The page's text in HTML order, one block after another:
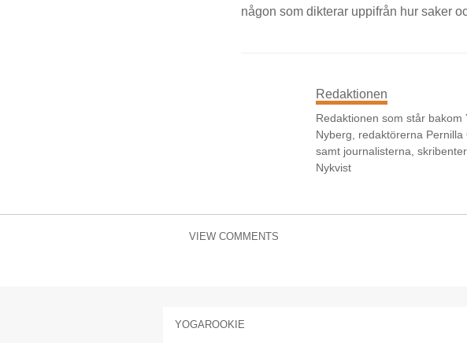
någon som dikterar uppifrån hur saker
Redaktionen
Redaktionen som står
Nyberg, redaktörerna
samt journalisterna,
Nykvist
VIEW COMMENTS
YOGAROOKIE